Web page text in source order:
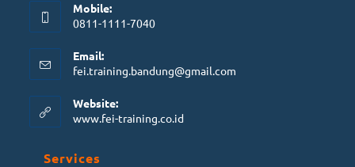
Mobile:
0811-1111-7040
Email:
fei.training.bandung@gmail.com
Website:
www.fei-training.co.id
Services